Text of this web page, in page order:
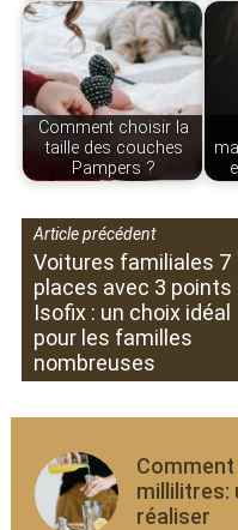
Comment choisir la
taille des couches
Pampers ?
Article précédent
Voitures familiales 7
places avec 3 points
Isofix : un choix idéal
pour les familles
nombreuses
millilitres:
réaliser